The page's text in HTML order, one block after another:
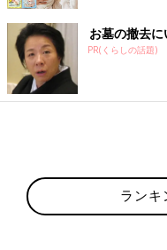
お墓の撤去
PR(くらしの話題)
ランキ